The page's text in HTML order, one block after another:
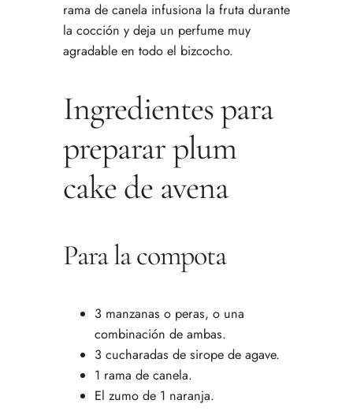
rama de canela infusiona la fruta durante
la cocción y deja un perfume muy
agradable en todo el bizcocho.
Ingredientes para
preparar plum
cake de avena
Para la compota
3 manzanas o peras, o una
combinación de ambas.
3 cucharadas de sirope de agave.
1 rama de canela.
El zumo de 1 naranja.